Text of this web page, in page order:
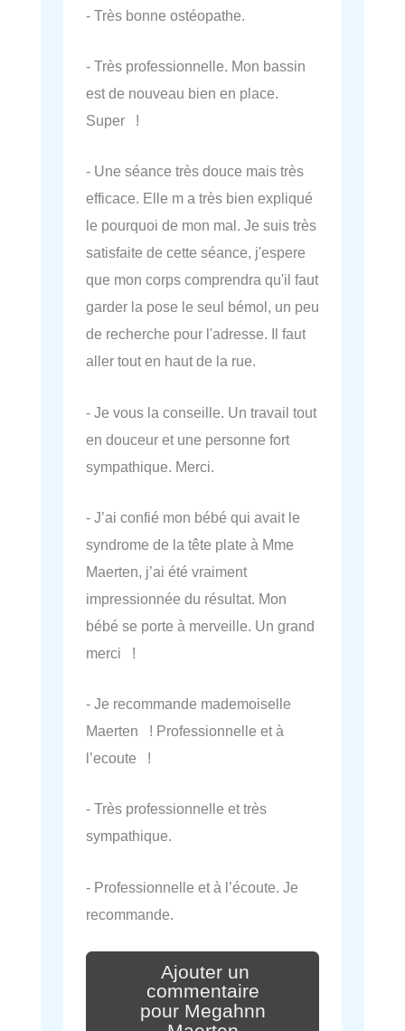
- Très bonne ostéopathe.
- Très professionnelle. Mon bassin
est de nouveau bien en place.
Super !
- Une séance très douce mais très
efficace. Elle m a très bien expliqué
le pourquoi de mon mal. Je suis très
satisfaite de cette séance, j'espere
que mon corps comprendra qu'il faut
garder la pose le seul bémol, un peu
de recherche pour l'adresse. Il faut
aller tout en haut de la rue.
- Je vous la conseille. Un travail tout
en douceur et une personne fort
sympathique. Merci.
- J’ai confié mon bébé qui avait le
syndrome de la tête plate à Mme
Maerten, j’ai été vraiment
impressionnée du résultat. Mon
bébé se porte à merveille. Un grand
merci !
- Je recommande mademoiselle
Maerten ! Professionnelle et à
l’ecoute !
- Très professionnelle et très
sympathique.
- Professionnelle et à l’écoute. Je
recommande.
Ajouter un
commentaire
pour Megahnn